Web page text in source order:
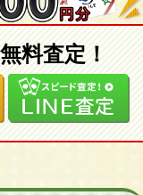
料査定！